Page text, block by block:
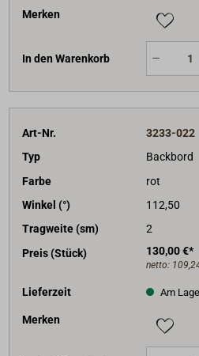
Merken
In den Warenkorb
Art-Nr.
3233-022
Typ
Backbord
Farbe
rot
Winkel (°)
112,50
Tragweite (sm)
2
Preis (Stück)
130,00 €*
netto:
Lieferzeit Am
Merken